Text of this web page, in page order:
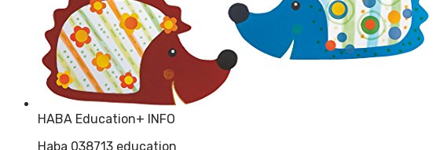
HABA Education+ INFO
Haba 038713 education